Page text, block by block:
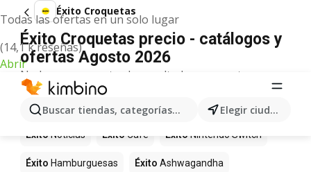
Todas las ofertas en un solo lugar
(14,1 k reseñas)
Abrir
Buscar tiendas, categorías, productos... Elegir ciudad
Éxito Croquetas
Éxito Croquetas precio - catálogos y
ofertas Agosto 2026
No hemos encontrado resultados para este
término.
Más productos en tiendas Éxito
Éxito Noticias Éxito Café Éxito Nintendo Switch
Éxito Hamburguesas Éxito Ashwagandha